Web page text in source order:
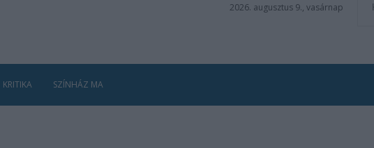
2026. augusztus 9., vasárnap
KRITIKA SZÍNHÁZ MA